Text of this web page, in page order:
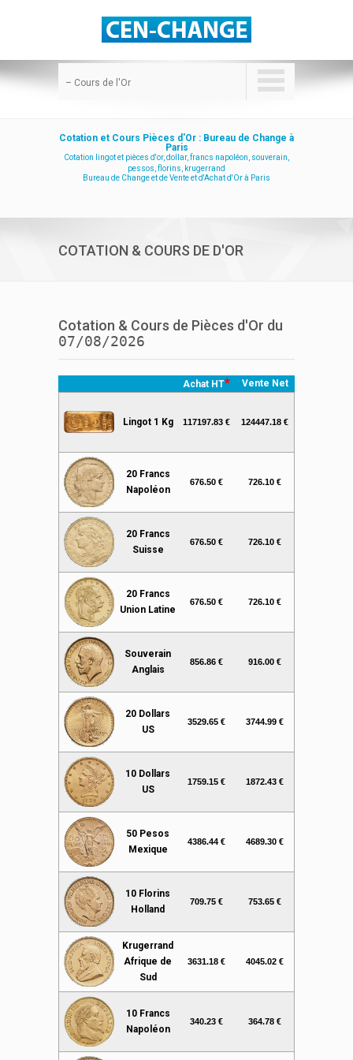
– Cours de l'Or
Cotation et Cours Pièces d'Or : Bureau de Change à
Paris
Cotation lingot et pièces d'or, dollar, francs napoléon, souverain,
pessos, florins, krugerrand
Bureau de Change et de Vente et d'Achat d'Or à Paris
COTATION & COURS DE D'OR
Cotation & Cours de Pièces d'Or du
07/08/2026
Achat HT* Vente Net
Lingot 1 Kg 117197.83 € 124447.18 €
20 Francs
Napoléon
676.50 € 726.10 €
20 Francs
Suisse
676.50 € 726.10 €
20 Francs
Union Latine
676.50 € 726.10 €
Souverain
Anglais
856.86 € 916.00 €
20 Dollars
US
3529.65 € 3744.99 €
10 Dollars
US
1759.15 € 1872.43 €
50 Pesos
Mexique
4386.44 € 4689.30 €
10 Florins
Holland
709.75 € 753.65 €
Krugerrand
Afrique de
Sud
3631.18 € 4045.02 €
10 Francs
Napoléon
340.23 € 364.78 €